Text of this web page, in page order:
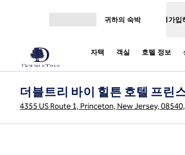
귀하의 숙박 가입
자택 객실 호텔 정보
더블트리 바이 힐튼 호텔 프린
4355 US Route 1, Princeton, New Jersey,